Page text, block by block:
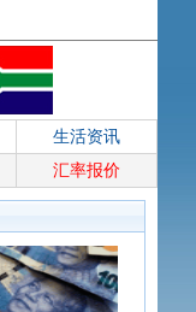
生活资讯
汇率报价